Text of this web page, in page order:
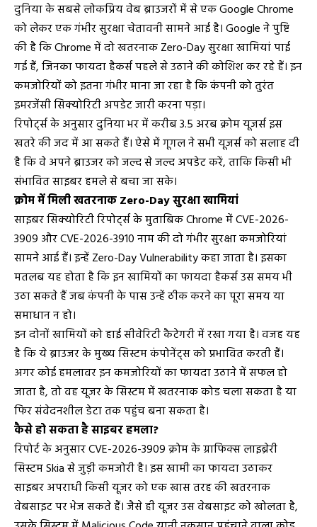
दुनिया के सबसे लोकप्रिय वेब ब्राउजरों में से एक Google Chrome
को लेकर एक गंभीर सुरक्षा चेतावनी सामने आई है। Google ने पुष्टि
की है कि Chrome में दो खतरनाक Zero-Day सुरक्षा खामियां पाई
गई हैं, जिनका फायदा हैकर्स पहले से उठाने की कोशिश कर रहे हैं। इन
कमजोरियों को इतना गंभीर माना जा रहा है कि कंपनी को तुरंत
इमरजेंसी सिक्योरिटी अपडेट जारी करना पड़ा।
रिपोर्ट्स के अनुसार दुनिया भर में करीब 3.5 अरब क्रोम यूजर्स इस
खतरे की जद में आ सकते हैं। ऐसे में गूगल ने सभी यूजर्स को सलाह दी
है कि वे अपने ब्राउजर को जल्द से जल्द अपडेट करें, ताकि किसी भी
संभावित साइबर हमले से बचा जा सके।
क्रोम में मिली खतरनाक Zero-Day सुरक्षा खामियां
साइबर सिक्योरिटी रिपोर्ट्स के मुताबिक Chrome में CVE-2026-
3909 और CVE-2026-3910 नाम की दो गंभीर सुरक्षा कमजोरियां
सामने आई हैं। इन्हें Zero-Day Vulnerability कहा जाता है। इसका
मतलब यह होता है कि इन खामियों का फायदा हैकर्स उस समय भी
उठा सकते हैं जब कंपनी के पास उन्हें ठीक करने का पूरा समय या
समाधान न हो।
इन दोनों खामियों को हाई सीवेरिटी कैटेगरी में रखा गया है। वजह यह
है कि ये ब्राउजर के मुख्य सिस्टम कंपोनेंट्स को प्रभावित करती हैं।
अगर कोई हमलावर इन कमजोरियों का फायदा उठाने में सफल हो
जाता है, तो वह यूजर के सिस्टम में खतरनाक कोड चला सकता है या
फिर संवेदनशील डेटा तक पहुंच बना सकता है।
कैसे हो सकता है साइबर हमला?
रिपोर्ट के अनुसार CVE-2026-3909 क्रोम के ग्राफिक्स लाइब्रेरी
सिस्टम Skia से जुड़ी कमजोरी है। इस खामी का फायदा उठाकर
साइबर अपराधी किसी यूजर को एक खास तरह की खतरनाक
वेबसाइट पर भेज सकते हैं। जैसे ही यूजर उस वेबसाइट को खोलता है,